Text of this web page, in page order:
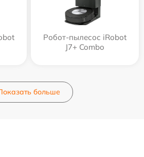
Робот-пылесос iRobot
J7+ Combo
больше